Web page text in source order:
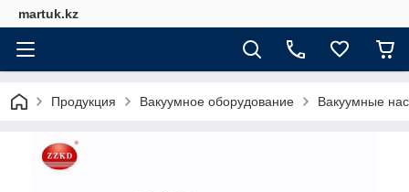
martuk.kz
Продукция Вакуумное оборудование Вакуумные